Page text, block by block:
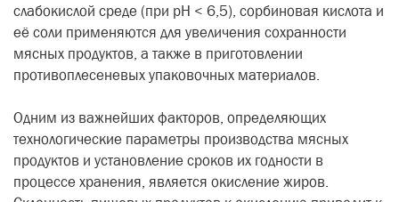
слабокислой среде (при рН < 6,5), сорбиновая кислота и
её соли применяются для увеличения сохранности
мясных продуктов, а также в приготовлении
противоплесеневых упаковочных материалов.
Одним из важнейших факторов, определяющих
технологические параметры производства мясных
продуктов и установление сроков их годности в
процессе хранения, является окисление жиров.